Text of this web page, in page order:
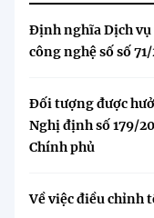
Định nghĩa Dịch vụ
công nghệ số số
Đối tượng được
Nghị định số 179/
Chính phủ
Về việc điều chỉnh